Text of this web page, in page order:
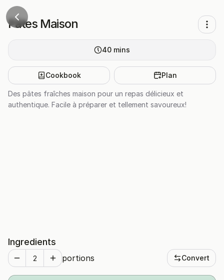
Pâtes Maison
40 mins
Cookbook Plan
Des pâtes fraîches maison pour un repas délicieux et
authentique. Facile à préparer et tellement savoureux!
Ingredients
portions Convert